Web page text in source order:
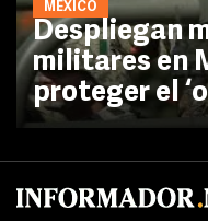
MÉXICO
Despliegan
militares en
proteger el